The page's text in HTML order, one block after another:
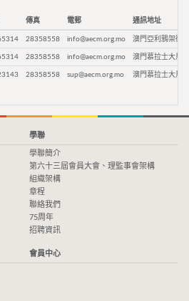
傳真 電郵 通訊地址
28358558 info@aecm.org.mo 澳門亞利鴉架街9
28358558 info@aecm.org.mo 澳門慕拉士大馬
28358558 sup@aecm.org.mo 澳門慕拉士大馬
學聯
學聯簡介
第六十三屆會員大會、理監事會架構
組織架構
章程
聯絡我們
75周年
招聘資訊
會員中心